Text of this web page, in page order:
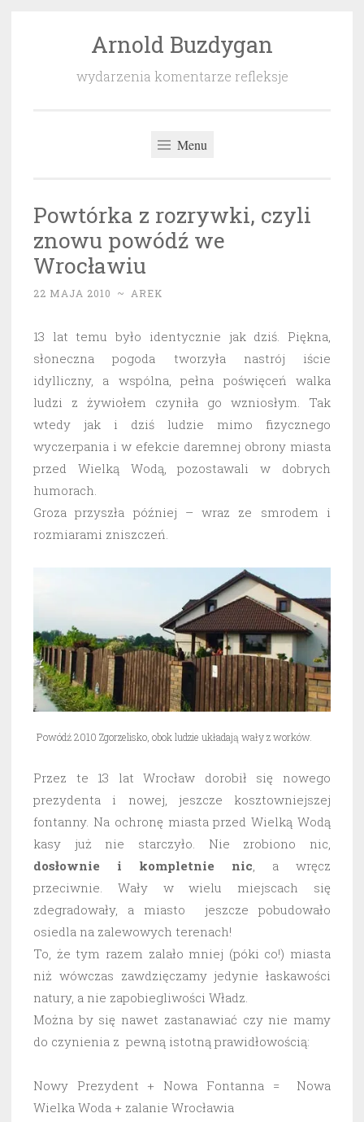
Arnold Buzdygan
wydarzenia komentarze refleksje
Menu
Powtórka z rozrywki, czyli
znowu powódź we
Wrocławiu
22 MAJA 2010 ~ AREK
13 lat temu było identycznie jak dziś. Piękna,
słoneczna pogoda tworzyła nastrój iście
idylliczny, a wspólna, pełna poświęceń walka
ludzi z żywiołem czyniła go wzniosłym. Tak
wtedy jak i dziś ludzie mimo fizycznego
wyczerpania i w efekcie daremnej obrony miasta
przed Wielką Wodą, pozostawali w dobrych
humorach.
Groza przyszła później – wraz ze smrodem i
rozmiarami zniszczeń.
Powódź 2010 Zgorzelisko, obok ludzie układają wały z worków.
Przez te 13 lat Wrocław dorobił się nowego
prezydenta i nowej, jeszcze kosztowniejszej
fontanny. Na ochronę miasta przed Wielką Wodą
kasy już nie starczyło. Nie zrobiono nic,
dosłownie i kompletnie nic, a wręcz
przeciwnie. Wały w wielu miejscach się
zdegradowały, a miasto jeszcze pobudowało
osiedla na zalewowych terenach!
To, że tym razem zalało mniej (póki co!) miasta
niż wówczas zawdzięczamy jedynie łaskawości
natury, a nie zapobiegliwości Władz.
Można by się nawet zastanawiać czy nie mamy
do czynienia z pewną istotną prawidłowością:
Nowy Prezydent + Nowa Fontanna = Nowa
Wielka Woda + zalanie Wrocławia